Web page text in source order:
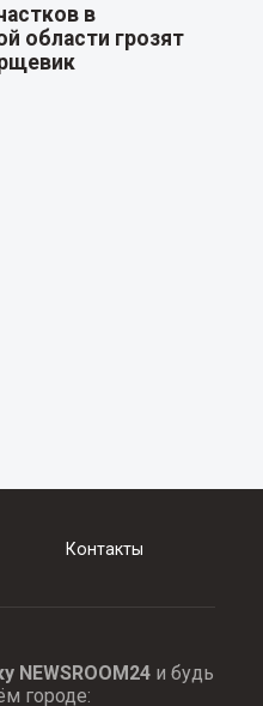
в
области грозят
Контакты
NEWSROOM24и будь
городе: